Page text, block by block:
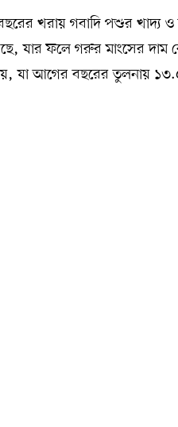
খরায় গবাদি পশুর খাদ্য ও
যার ফলে গরুর মাংসের দাম
যা আগের বছরের তুলনায়